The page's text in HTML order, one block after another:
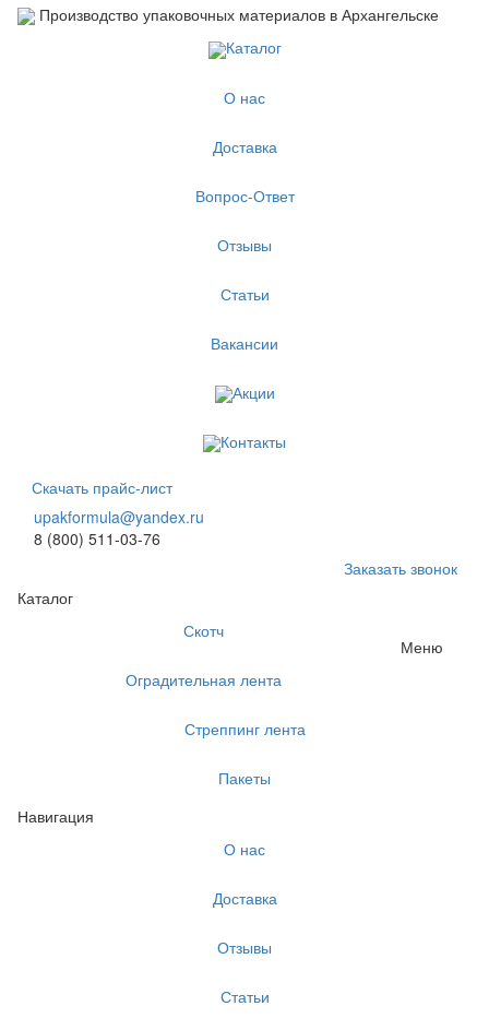
Производство упаковочных материалов в Архангельске
Каталог
О нас
Доставка
Вопрос-Ответ
Отзывы
Статьи
Вакансии
Акции
Контакты
Скачать прайс-лист
upakformula@yandex.ru
8 (800) 511-03-76
Заказать звонок
Меню
Каталог
Скотч
Оградительная лента
Стреппинг лента
Пакеты
Навигация
О нас
Доставка
Отзывы
Статьи